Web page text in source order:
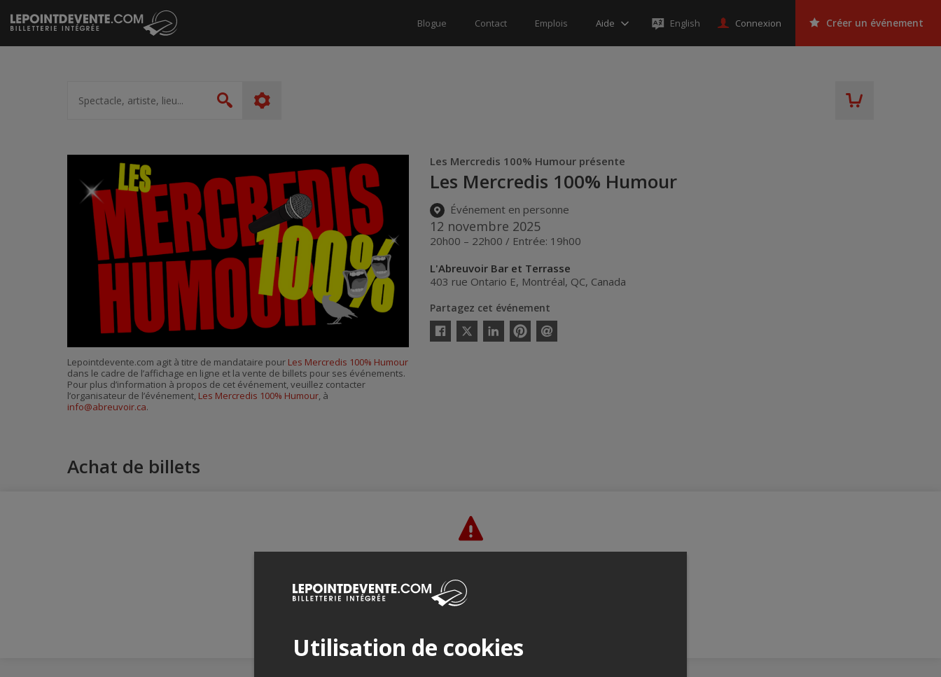
Passer
au
contenu
Blogue Contact Emplois Aide English Connexion Créer un événement
artiste,
lieu...
Rechercher
Les Mercredis 100% Humour présente
Les Mercredis 100% Humour
Événement en personne
12 novembre 2025
20h00 – 22h00 / Entrée: 19h00
L'Abreuvoir Bar et Terrasse
403 rue Ontario E, Montréal, QC, Canada
Partagez cet événement
Facebook
Twitter
LinkedinPinterestEnvoyer
Lepointdevente.com agit à titre de mandataire pour Les Mercredis 100% Humour
dans le cadre de l’affichage en ligne et la vente de billets pour ses événements.
Pour plus d’information à propos de cet événement, veuillez contacter
l’organisateur de l’événement, Les Mercredis 100% Humour, à
info@abreuvoir.ca.
Achat de billets
Utilisation de cookies